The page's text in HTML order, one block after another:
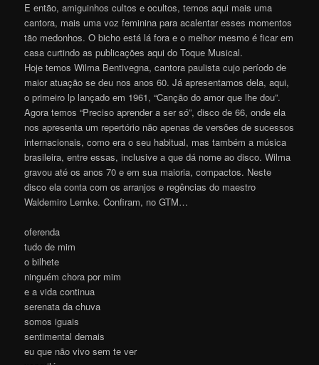
E então, amiguinhos cultos e ocultos, temos aqui mais uma
cantora, mais uma voz feminina para acalentar esses momentos
tão medonhos. O bicho está lá fora e o melhor mesmo é ficar em
casa curtindo as publicações aqui do Toque Musical.
Hoje temos Wilma Bentivegna, cantora paulista cujo período de
maior atuação se deu nos anos 60. Já apresentamos dela, aqui,
o primeiro lp lançado em 1961, “Canção do amor que lhe dou”.
Agora temos “Preciso aprender a ser só”, disco de 66, onde ela
nos apresenta um repertório não apenas de versões de sucessos
internacionais, como era o seu habitual, mas também a música
brasileira, entre essas, inclusive a que dá nome ao disco. Wilma
gravou até os anos 70 e em sua maioria, compactos. Neste
disco ela conta com os arranjos e regências do maestro
Waldemiro Lemke. Confiram, no GTM…
oferenda
tudo de mim
o bilhete
ninguém chora por mim
e a vida continua
serenata da chuva
somos iguais
sentimental demais
eu que não vivo sem te ver